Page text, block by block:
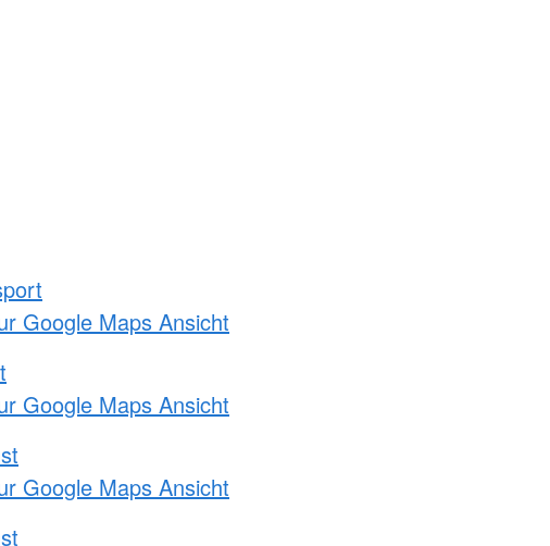
Google Maps Ansicht
Google Maps Ansicht
Google Maps Ansicht